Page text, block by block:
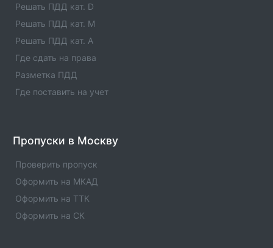
Вся информация о пункте техосмотра - телефоны,
адреса отзывы. Официальный ПТО
Пункт техосмотра №53102
Вся информация о пункте техосмотра - телефоны,
адреса отзывы. Официальный ПТО
зарегистрированный в РСА.
Вся информация о пункте техосмотра - телефоны,
зарегистрированный в РСА.
Решать ПДД кат. D
Решать ПДД кат. M
Решать ПДД кат. A
Где сдать на права
Разметка ПДД
Где поставить на учет
Пропуски в Москву
Проверить пропуск
Оформить на МКАД
Оформить на ТТК
Оформить на СК